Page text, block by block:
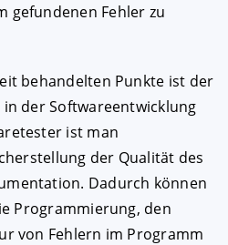
gefundenen Fehler zu
behandelten Punkte ist der
der Softwareentwicklung
ist man
der Qualität des
Dadurch können
Programmierung, den
von Fehlern im Programm